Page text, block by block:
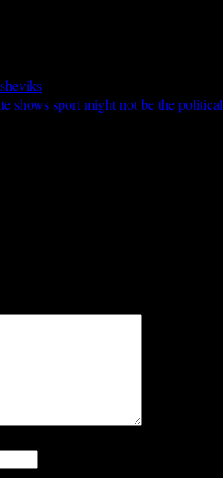
shows sport might not be the